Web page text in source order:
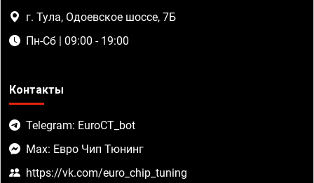
г. Тула, Одоевское шоссе, 7Б
Пн-Сб | 09:00 - 19:00
Контакты
Telegram: EuroCT_bot
Max: Евро Чип Тюнинг
https://vk.com/euro_chip_tuning